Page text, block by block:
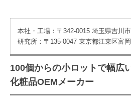
本社・工場：〒342-0015 埼玉県吉川
研究所：〒135-0047 東京都江東区富
100個からの小ロットで幅広
化粧品OEMメーカー